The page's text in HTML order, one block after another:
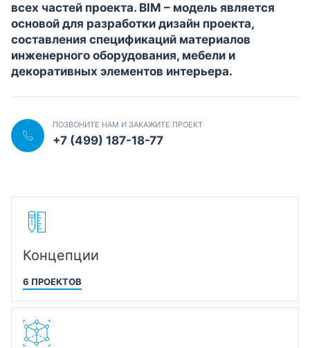
всех частей проекта. BIM – модель является
основой для разработки дизайн проекта,
составления спецификаций материалов
инженерного оборудования, мебели и
декоративных элементов интерьера.
ПОЗВОНИТЕ НАМ И ЗАКАЖИТЕ ПРОЕКТ
+7 (499) 187-18-77
Концепции
6 ПРОЕКТОВ